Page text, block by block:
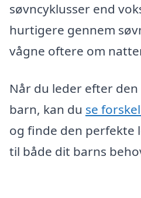
søvncyklusser end
hurtigere gennem
vågne oftere om
Når du leder efter
barn, kan du se
og finde den perfekte
til både dit barns